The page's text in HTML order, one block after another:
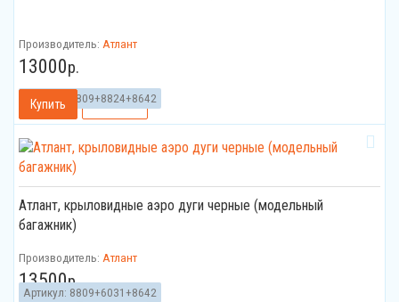
Артикул: 8809+8824+8642
Производитель: Атлант
13000р.
Атлант, крыловидные аэро дуги черные (модельный
багажник)
Артикул: 8809+6031+8642
Производитель: Атлант
13500р.